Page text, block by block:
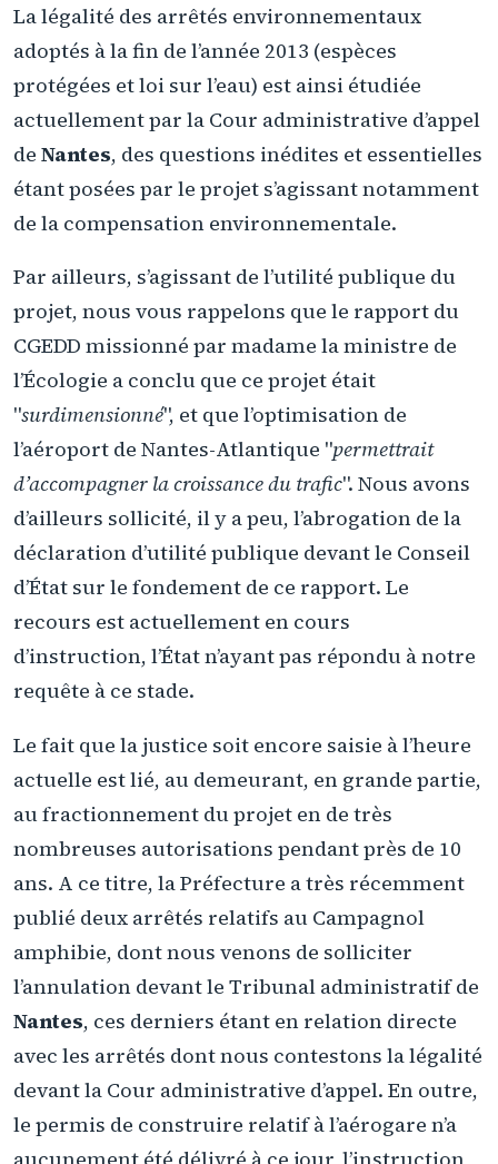
La légalité des arrêtés environnementaux
adoptés à la fin de l’année 2013 (espèces
protégées et loi sur l’eau) est ainsi étudiée
actuellement par la Cour administrative d’appel
de Nantes, des questions inédites et essentielles
étant posées par le projet s’agissant notamment
de la compensation environnementale.
Par ailleurs, s’agissant de l’utilité publique du
projet, nous vous rappelons que le rapport du
CGEDD missionné par madame la ministre de
l’Écologie a conclu que ce projet était
"surdimensionné", et que l’optimisation de
l’aéroport de Nantes-Atlantique "permettrait
d’accompagner la croissance du trafic". Nous avons
d’ailleurs sollicité, il y a peu, l’abrogation de la
déclaration d’utilité publique devant le Conseil
d’État sur le fondement de ce rapport. Le
recours est actuellement en cours
d’instruction, l’État n’ayant pas répondu à notre
requête à ce stade.
Le fait que la justice soit encore saisie à l’heure
actuelle est lié, au demeurant, en grande partie,
au fractionnement du projet en de très
nombreuses autorisations pendant près de 10
ans. A ce titre, la Préfecture a très récemment
publié deux arrêtés relatifs au Campagnol
amphibie, dont nous venons de solliciter
l’annulation devant le Tribunal administratif de
Nantes, ces derniers étant en relation directe
avec les arrêtés dont nous contestons la légalité
devant la Cour administrative d’appel. En outre,
le permis de construire relatif à l’aérogare n’a